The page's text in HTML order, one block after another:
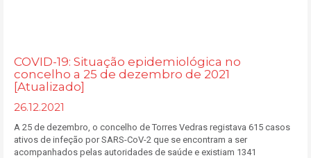
COVID-19: Situação epidemiológica no
concelho a 25 de dezembro de 2021
[Atualizado]
26.12.2021
A 25 de dezembro, o concelho de Torres Vedras registava 615 casos
ativos de infeção por SARS-CoV-2 que se encontram a ser
acompanhados pelas autoridades de saúde e existiam 1341